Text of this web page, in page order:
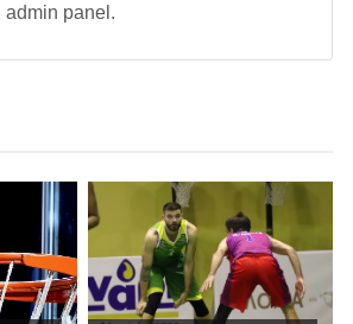
admin panel.